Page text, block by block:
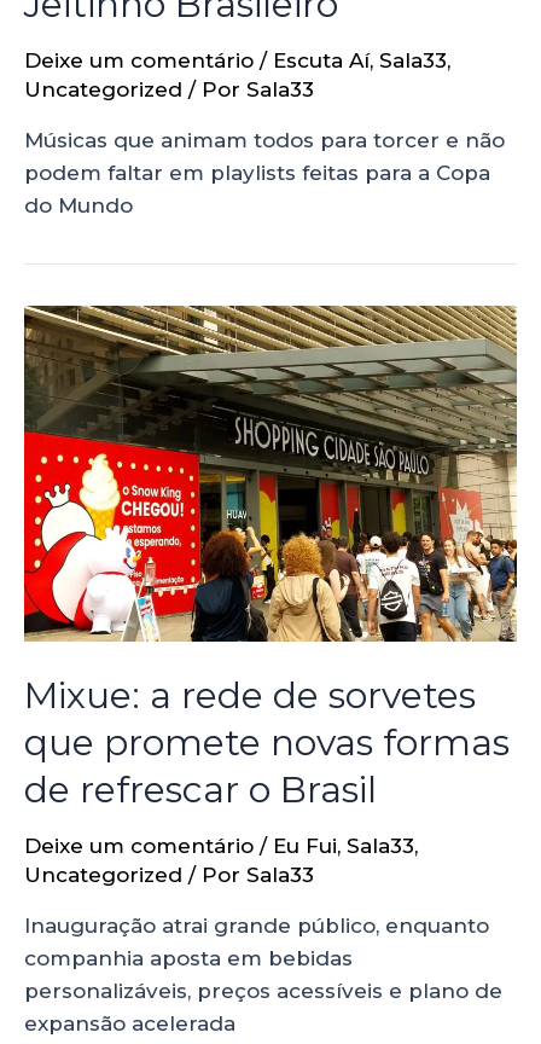
Deixe um comentário / Escuta Aí, Sala33,
Uncategorized / Por Sala33
Músicas que animam todos para torcer e não
podem faltar em playlists feitas para a Copa
do Mundo
Mixue: a rede de sorvetes
que promete novas formas
de refrescar o Brasil
Deixe um comentário / Eu Fui, Sala33,
Uncategorized / Por Sala33
Inauguração atrai grande público, enquanto
companhia aposta em bebidas
personalizáveis, preços acessíveis e plano de
expansão acelerada